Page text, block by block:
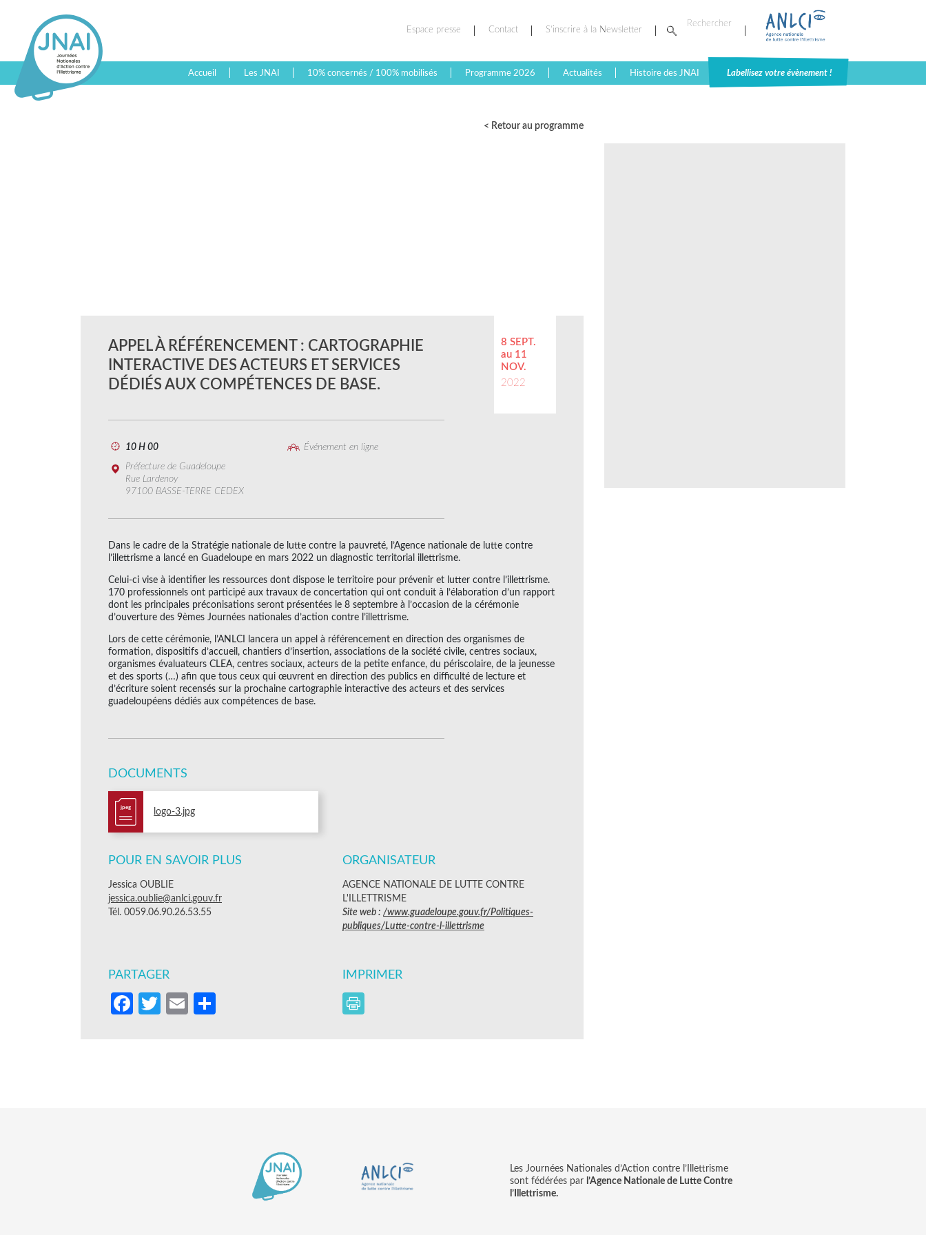
Espace presse Contact S’inscrire à la Newsletter
Accueil Les JNAI 10% concernés / 100% mobilisés Programme 2026 Actualités Histoire des JNAI Labellisez votre évènement !
< Retour au programme
8 SEPT.
au 11
NOV.
2022
APPEL À RÉFÉRENCEMENT : CARTOGRAPHIE
INTERACTIVE DES ACTEURS ET SERVICES
DÉDIÉS AUX COMPÉTENCES DE BASE.
10 H 00
Événement en ligne
Préfecture de Guadeloupe
Rue Lardenoy
97100 BASSE-TERRE CEDEX
Dans le cadre de la Stratégie nationale de lutte contre la pauvreté, l’Agence nationale de lutte contre
l’illettrisme a lancé en Guadeloupe en mars 2022 un diagnostic territorial illettrisme.
Celui-ci vise à identifier les ressources dont dispose le territoire pour prévenir et lutter contre l’illettrisme.
170 professionnels ont participé aux travaux de concertation qui ont conduit à l’élaboration d’un rapport
dont les principales préconisations seront présentées le 8 septembre à l’occasion de la cérémonie
d’ouverture des 9èmes Journées nationales d’action contre l’illettrisme.
Lors de cette cérémonie, l’ANLCI lancera un appel à référencement en direction des organismes de
formation, dispositifs d’accueil, chantiers d’insertion, associations de la société civile, centres sociaux,
organismes évaluateurs CLEA, centres sociaux, acteurs de la petite enfance, du périscolaire, de la jeunesse
et des sports (…) afin que tous ceux qui œuvrent en direction des publics en difficulté de lecture et
d’écriture soient recensés sur la prochaine cartographie interactive des acteurs et des services
guadeloupéens dédiés aux compétences de base.
DOCUMENTS
jpeg logo-3.jpg
POUR EN SAVOIR PLUS
Jessica OUBLIE
jessica.oublie@anlci.gouv.fr
Tél. 0059.06.90.26.53.55
ORGANISATEUR
AGENCE NATIONALE DE LUTTE CONTRE
L'ILLETTRISME
Site web : /www.guadeloupe.gouv.fr/Politiques-
publiques/Lutte-contre-l-illettrisme
PARTAGER
Facebook
Twitter
Email
IMPRIMER
Les Journées Nationales d’Action contre l’Illettrisme
sont fédérées par l’Agence Nationale de Lutte Contre
l’Illettrisme.